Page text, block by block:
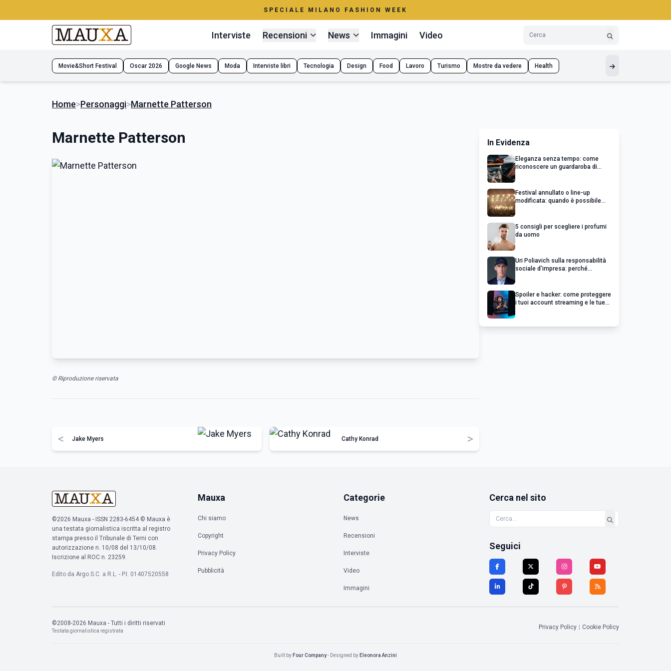
SPECIALE MILANO FASHION WEEK
Interviste Recensioni News Immagini Video
Movie&Short Festival Oscar 2026 Google News Moda Interviste libri Tecnologia Design Food Lavoro Turismo Mostre da vedere Health
Home>Personaggi>Marnette Patterson
Marnette Patterson
© Riproduzione riservata
< Jake Myers Cathy Konrad >
In Evidenza
Eleganza senza tempo: come
riconoscere un guardaroba di
Festival annullato o line-up
modificata: quando è possibile
5 consigli per scegliere i profumi
da uomo
Uri Poliavich sulla responsabilità
sociale d’impresa: perché
Spoiler e hacker: come proteggere
i tuoi account streaming e le tue
©2026 Mauxa - ISSN 2283-6454 © Mauxa è
una testata giornalistica iscritta al registro
stampa presso il Tribunale di Terni con
autorizzazione n. 10/08 del 13/10/08.
Iscrizione al ROC n. 23259.
Edito da Argo S.C. a R.L. - P.I. 01407520558
Mauxa
Chi siamo
Copyright
Privacy Policy
Pubblicità
Categorie
News
Recensioni
Interviste
Video
Immagini
Cerca nel sito
Seguici
©2008-2026 Mauxa - Tutti i diritti riservati
Testata giornalistica registrata
Privacy Policy Cookie Policy
Built by Four Company- Designed by Eleonora Anzini